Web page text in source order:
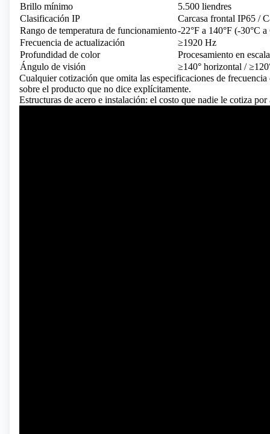
Brillo mínimo
5.500 liendres
Clasificación IP
Carcasa frontal IP65 /
Rango de temperatura de funcionamiento-22°F a 140°F (-30°C a
Frecuencia de actualización
≥1920 Hz
Profundidad de color
Procesamiento en
Ángulo de visión
≥140° horizontal /
Cualquier cotización que omita las especificaciones de
sobre el producto que no dice explícitamente.
Estructuras de acero e instalación: el costo que nadie le cotiza por